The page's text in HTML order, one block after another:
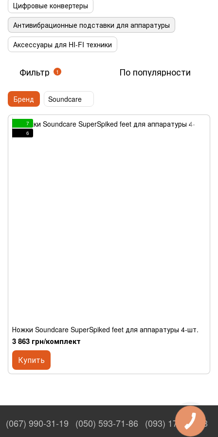
Цифровые конвертеры
Антивибрационные подставки для аппаратуры
Аксессуары для HI-FI техники
Фильтр 1 По популярности
Бренд Soundcare
7
6
Ножки Soundcare SuperSpiked feet для аппаратуры 4-шт.
3 863 грн/комплект
Купить
(067) 990-31-19 (050) 593-71-86 (093) 170-27-53